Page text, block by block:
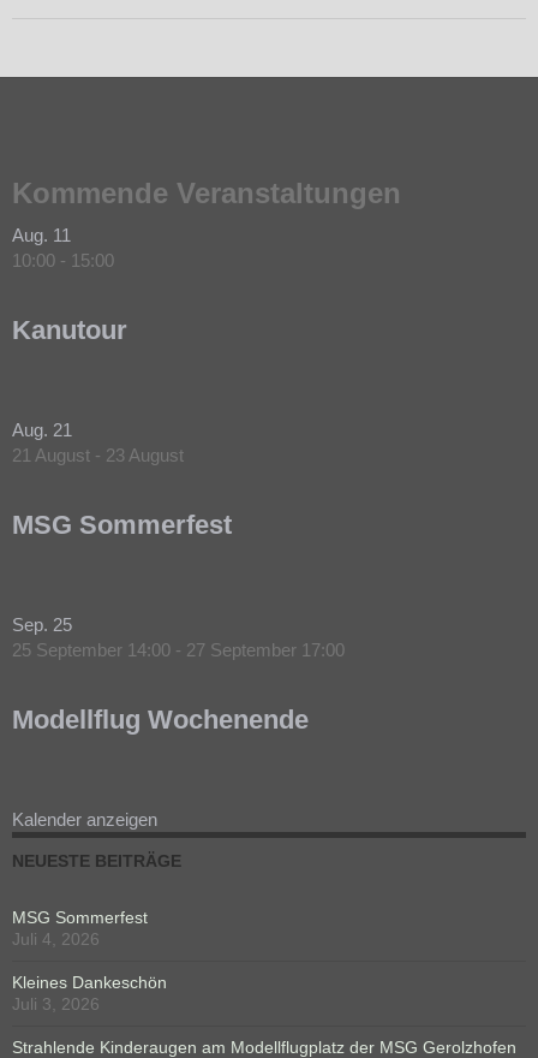
Kommende Veranstaltungen
Aug. 11
10:00 - 15:00
Kanutour
Aug. 21
21 August - 23 August
MSG Sommerfest
Sep. 25
25 September 14:00 - 27 September 17:00
Modellflug Wochenende
Kalender anzeigen
NEUESTE BEITRÄGE
MSG Sommerfest
Juli 4, 2026
Kleines Dankeschön
Juli 3, 2026
Strahlende Kinderaugen am Modellflugplatz der MSG Gerolzhofen